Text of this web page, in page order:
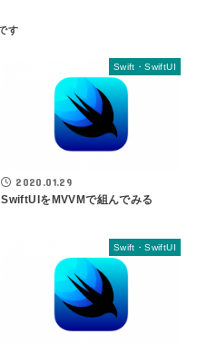
Swift・SwiftUI
2020.01.29
SwiftUIをMVVMで組んでみる
Swift・SwiftUI